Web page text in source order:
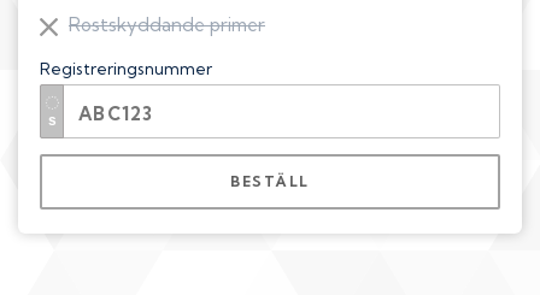
Rostskyddande primer
Registreringsnummer
BESTÄLL